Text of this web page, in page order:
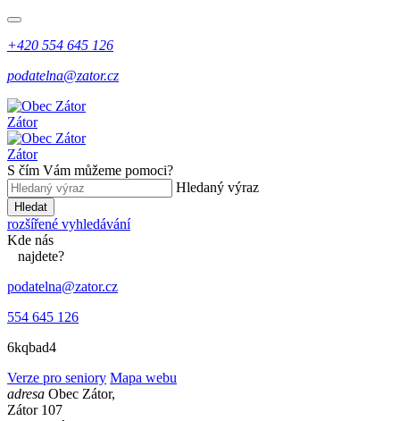
+420 554 645 126
podatelna@zator.cz
Zátor
Zátor
S čím Vám můžeme pomoci?
Hledaný výraz
Hledat
rozšířené vyhledávání
Kde nás
najdete?
podatelna@zator.cz
554 645 126
6kqbad4
Verze pro seniory Mapa webu
adresa Obec Zátor,
Zátor 107